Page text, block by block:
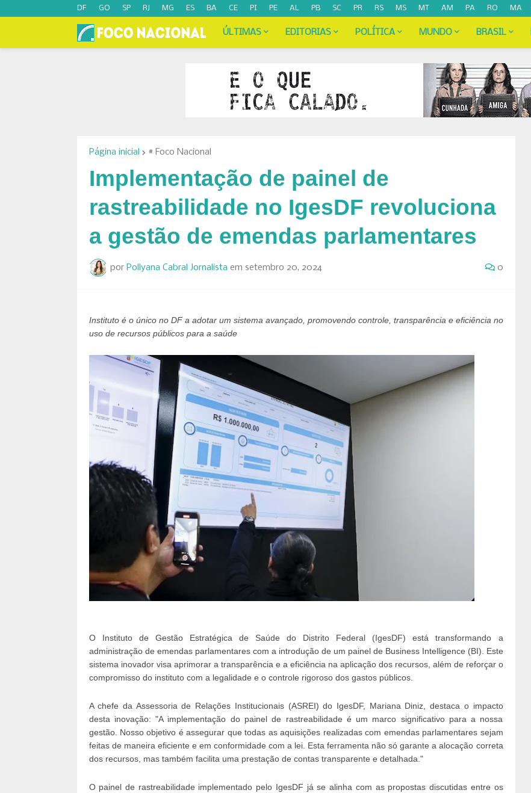
DF GO SP RJ MG ES BA CE PI PE AL PB SC PR RS MS MT AM PA RO MA
ÚLTIMAS EDITORIAS POLÍTICA MUNDO BRASIL
Página inicial # Foco Nacional
Implementação de painel de
rastreabilidade no IgesDF revoluciona
a gestão de emendas parlamentares
por Pollyana Cabral Jornalista em setembro 20, 2024 0
Instituto é o único no DF a adotar um sistema avançado, promovendo controle, transparência e eficiência no
uso de recursos públicos para a saúde
O Instituto de Gestão Estratégica de Saúde do Distrito Federal (IgesDF) está transformando a
administração de emendas parlamentares com a introdução de um painel de Business Intelligence (BI). Este
sistema inovador visa aprimorar a transparência e a eficiência na aplicação dos recursos, além de reforçar o
compromisso do instituto com a legalidade e o controle rigoroso dos gastos públicos.
A chefe da Assessoria de Relações Institucionais (ASREI) do IgesDF, Mariana Diniz, destaca o impacto
desta inovação: "A implementação do painel de rastreabilidade é um marco significativo para a nossa
gestão. Nosso objetivo é assegurar que todas as aquisições realizadas com emendas parlamentares sejam
feitas de maneira eficiente e em conformidade com a lei. Esta ferramenta não só garante a alocação correta
dos recursos, mas também facilita uma prestação de contas transparente e detalhada."
O painel de rastreabilidade implementado pelo IgesDF já se alinha com as propostas discutidas entre os